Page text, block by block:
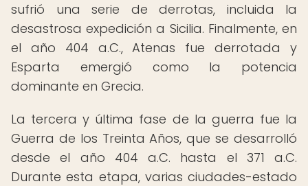
sufrió una serie de derrotas, incluida la
desastrosa expedición a Sicilia. Finalmente, en
el año 404 a.C., Atenas fue derrotada y
Esparta emergió como la potencia
dominante en Grecia.
La tercera y última fase de la guerra fue la
Guerra de los Treinta Años, que se desarrolló
desde el año 404 a.C. hasta el 371 a.C.
Durante esta etapa, varias ciudades-estado